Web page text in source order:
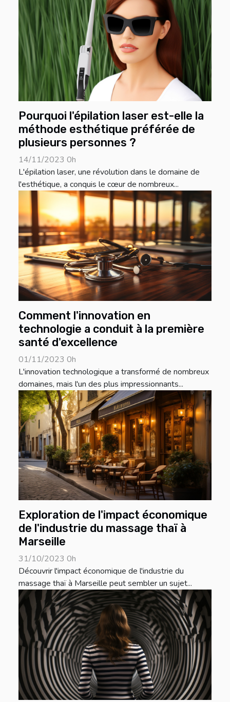
Pourquoi l'épilation laser est-elle la
méthode esthétique préférée de
plusieurs personnes ?
14/11/2023 0h
L'épilation laser, une révolution dans le domaine de
l'esthétique, a conquis le cœur de nombreux...
Comment l'innovation en
technologie a conduit à la première
santé d'excellence
01/11/2023 0h
L'innovation technologique a transformé de nombreux
domaines, mais l'un des plus impressionnants...
Exploration de l'impact économique
de l'industrie du massage thaï à
Marseille
31/10/2023 0h
Découvrir l'impact économique de l'industrie du
massage thaï à Marseille peut sembler un sujet...